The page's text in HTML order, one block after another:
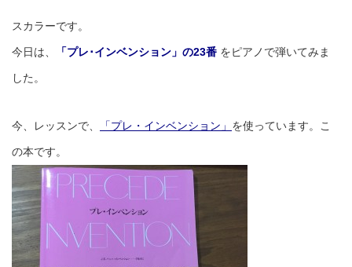
スカラーです。
今日は、 「プレ･インベンション」の23番 をピアノで弾いてみま
した。
今、レッスンで、 「プレ・インベンション」 を使っています。こ
の本です。